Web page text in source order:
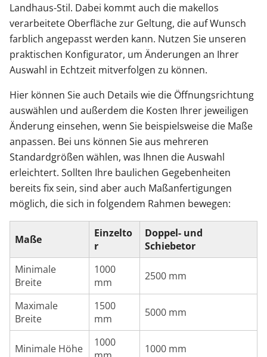
Landhaus-Stil. Dabei kommt auch die makellos
verarbeitete Oberfläche zur Geltung, die auf Wunsch
farblich angepasst werden kann. Nutzen Sie unseren
praktischen Konfigurator, um Änderungen an Ihrer
Auswahl in Echtzeit mitverfolgen zu können.
Hier können Sie auch Details wie die Öffnungsrichtung
auswählen und außerdem die Kosten Ihrer jeweiligen
Änderung einsehen, wenn Sie beispielsweise die Maße
anpassen. Bei uns können Sie aus mehreren
Standardgrößen wählen, was Ihnen die Auswahl
erleichtert. Sollten Ihre baulichen Gegebenheiten
bereits fix sein, sind aber auch Maßanfertigungen
möglich, die sich in folgendem Rahmen bewegen:
Maße
Einzelto
r
Doppel- und
Schiebetor
Minimale
Breite
1000
mm
2500 mm
Maximale
Breite
1500
mm
5000 mm
Minimale Höhe
1000
1000 mm